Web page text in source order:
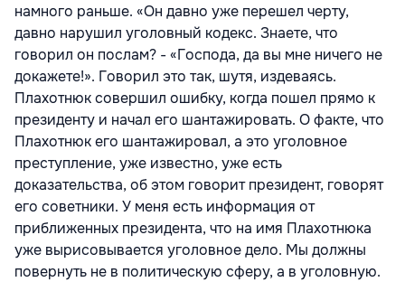
намного раньше. «Он давно уже перешел черту,
давно нарушил уголовный кодекс. Знаете, что
говорил он послам? - «Господа, да вы мне ничего не
докажете!». Говорил это так, шутя, издеваясь.
Плахотнюк совершил ошибку, когда пошел прямо к
президенту и начал его шантажировать. О факте, что
Плахотнюк его шантажировал, а это уголовное
преступление, уже известно, уже есть
доказательства, об этом говорит президент, говорят
его советники. У меня есть информация от
приближенных президента, что на имя Плахотнюка
уже вырисовывается уголовное дело. Мы должны
повернуть не в политическую сферу, а в уголовную.